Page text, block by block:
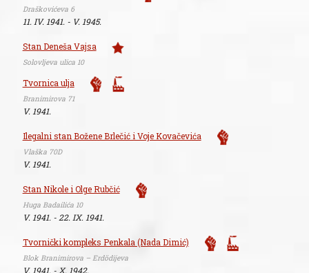
Draškovićeva 6
11. IV. 1941. - V. 1945.
Stan Deneša Vajsa
Solovljeva ulica 10
Tvornica ulja
Branimirova 71
V. 1941.
Ilegalni stan Božene Brlečić i Voje Kovačevića
Vlaška 70D
V. 1941.
Stan Nikole i Olge Rubčić
Huga Badailića 10
V. 1941. - 22. IX. 1941.
Tvornički kompleks Penkala (Nada Dimić)
Blok Branimirova – Erdödijeva
V. 1941. - X. 1942.